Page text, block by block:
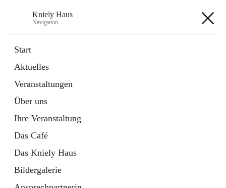
Kniely Haus
Navigation
Start
Aktuelles
Veranstaltungen
Über uns
Ihre Veranstaltung
Das Café
Das Kniely Haus
Bildergalerie
Externe Webseite
in
Tab
Ö-Ticket
Externe Webseite
öffnet
in
neuem
Tab